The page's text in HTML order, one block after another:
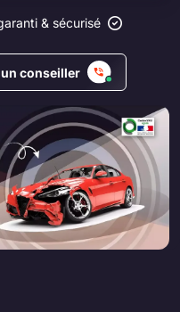
& sécurisé
conseiller